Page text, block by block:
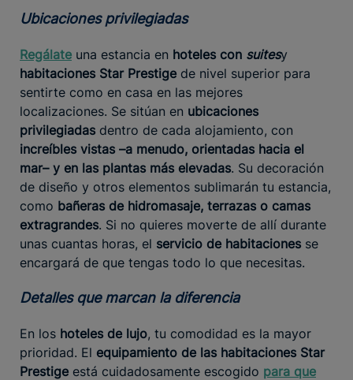
Ubicaciones privilegiadas
Regálate una estancia en hoteles con suitesy
habitaciones Star Prestige de nivel superior para
sentirte como en casa en las mejores
localizaciones. Se sitúan en ubicaciones
privilegiadas dentro de cada alojamiento, con
increíbles vistas –a menudo, orientadas hacia el
mar– y en las plantas más elevadas. Su decoración
de diseño y otros elementos sublimarán tu estancia,
como bañeras de hidromasaje, terrazas o camas
extragrandes. Si no quieres moverte de allí durante
unas cuantas horas, el servicio de habitaciones se
encargará de que tengas todo lo que necesitas.
Detalles que marcan la diferencia
En los hoteles de lujo, tu comodidad es la mayor
prioridad. El equipamiento de las habitaciones Star
Prestige está cuidadosamente escogido para que